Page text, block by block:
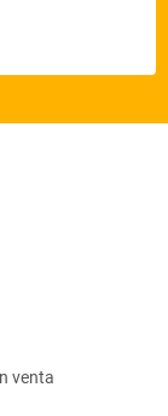
venta